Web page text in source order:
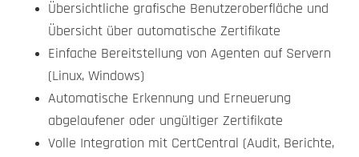
Übersichtliche grafische Benutzeroberfläche und
Übersicht über automatische Zertifikate
Einfache Bereitstellung von Agenten auf Servern
(Linux, Windows)
Automatische Erkennung und Erneuerung
abgelaufener oder ungültiger Zertifikate
Volle Integration mit CertCentral (Audit, Berichte,